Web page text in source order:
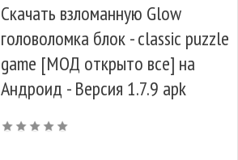
Скачать взломанную Glow
головоломка блок - classic puzzle
game [МОД открыто все] на
Андроид - Версия 1.7.9 apk